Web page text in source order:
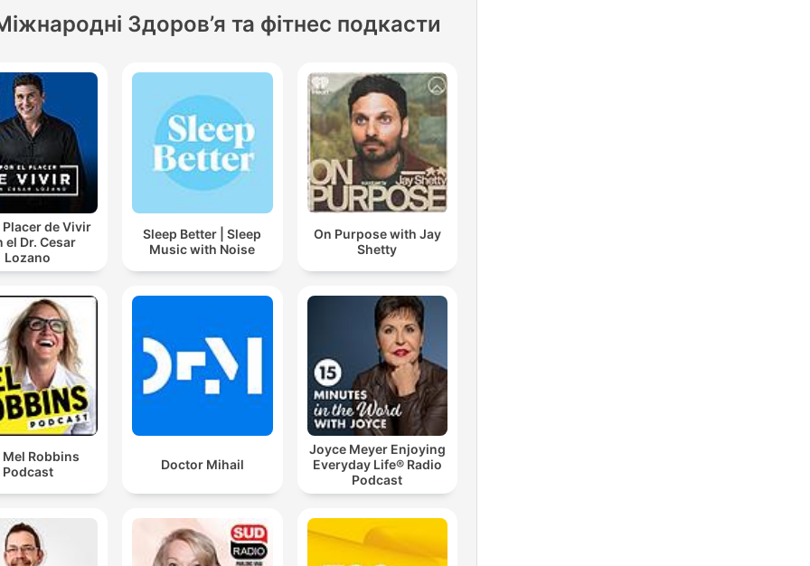
Здоров’я та фітнес подкасти
Placer de Vivir
el Dr. Cesar
Lozano
Sleep Better | Sleep
Music with Noise
On Purpose with Jay
Shetty
Mel Robbins
Podcast
Doctor Mihail
Joyce Meyer Enjoying
Everyday Life® Radio
Podcast